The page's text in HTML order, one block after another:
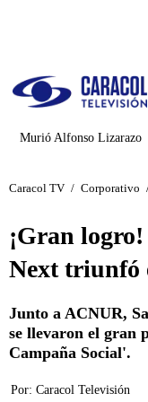
Murió Alfonso Lizarazo
Caracol TV / Corporativo
¡Gran
Next triunfó
Junto a ACNUR,
se llevaron el gran
Campaña Social'.
Por: Caracol Televisión